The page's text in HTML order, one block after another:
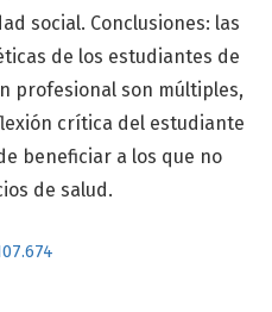
social. Conclusiones: las
de los estudiantes de
profesional son múltiples,
crítica del estudiante
beneficiar a los que no
de salud.